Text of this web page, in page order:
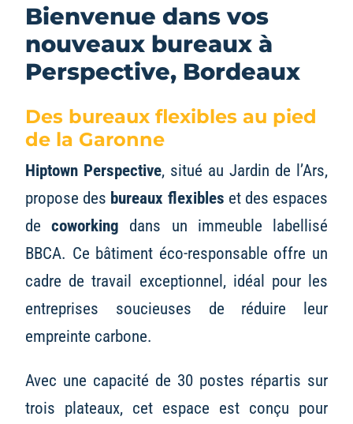
Bienvenue dans vos
nouveaux bureaux à
Perspective, Bordeaux
Des bureaux flexibles au pied
de la Garonne
Hiptown Perspective, situé au Jardin de l’Ars,
propose des bureaux flexibles et des espaces
decoworking dans un immeuble labellisé
BBCA. Ce bâtiment éco-responsable offre un
cadre de travail exceptionnel, idéal pour les
entreprises soucieuses de réduire leur
empreinte carbone.
Avec une capacité de 30 postes répartis sur
trois plateaux, cet espace est conçu pour